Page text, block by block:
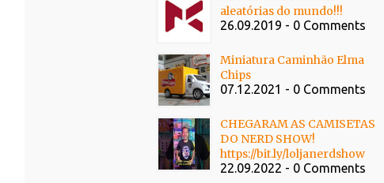
aleatórias do mundo!!!
26.09.2019 - 0 Comments
Miniatura Caminhão Elma
Chips
07.12.2021 - 0 Comments
CHEGARAM AS CAMISETAS
DO NERD SHOW!
https://bit.ly/loljanerdshow
22.09.2022 - 0 Comments